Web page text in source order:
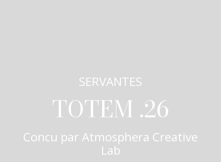
SERVANTES
TOTEM .26
Concu par Atmosphera Creative
Lab